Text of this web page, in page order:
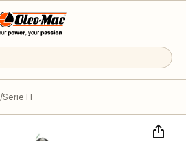
Serie H